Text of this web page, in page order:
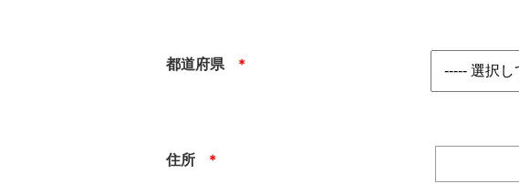
都道府県 ＊
住所 ＊